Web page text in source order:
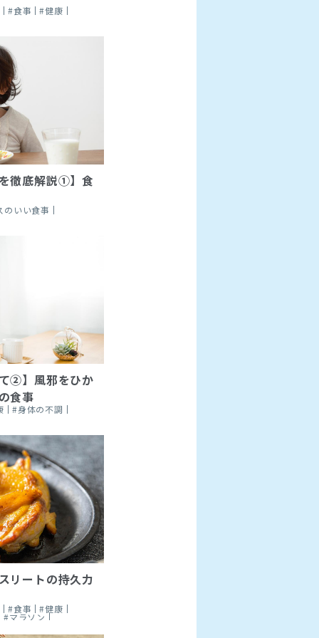
#食事 #健康
徹底解説①】食
のいい食事
②】風邪をひか
食事
#身体の不調
リートの持久力
#食事 #健康
#マラソン